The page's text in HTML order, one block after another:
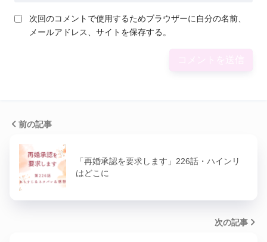
次回のコメントで使用するためブラウザーに自分の名前、
メールアドレス、サイトを保存する。
前の記事
「再婚承認を要求します」226話・ハインリ
はどこに
次の記事